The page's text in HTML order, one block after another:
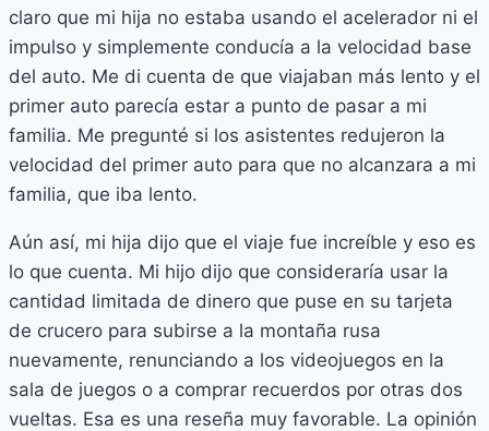
claro que mi hija no estaba usando el acelerador ni el
impulso y simplemente conducía a la velocidad base
del auto. Me di cuenta de que viajaban más lento y el
primer auto parecía estar a punto de pasar a mi
familia. Me pregunté si los asistentes redujeron la
velocidad del primer auto para que no alcanzara a mi
familia, que iba lento.
Aún así, mi hija dijo que el viaje fue increíble y eso es
lo que cuenta. Mi hijo dijo que consideraría usar la
cantidad limitada de dinero que puse en su tarjeta
de crucero para subirse a la montaña rusa
nuevamente, renunciando a los videojuegos en la
sala de juegos o a comprar recuerdos por otras dos
vueltas. Esa es una reseña muy favorable. La opinión